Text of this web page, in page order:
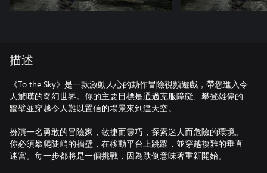
描述
《To the Sky》是一款激動人心的動作冒險視頻遊戲，帶您進入令
人驚嘆的奇幻世界。你的主要目標是通過克服障礙、攀登雄偉的
牆壁並穿越令人難以置信的場景來到達天空。
扮演一名勇敢的冒險家，敏捷而靈巧，探索迷人而危險的環境。
你必須攀爬陡峭的牆壁，在移動平台上跳躍，並穿越複雜的垂直
迷宮。每一步都將是一個挑戰，因為跌倒意味著重新開始。